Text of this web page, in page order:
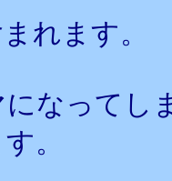
れます。
なってし
。